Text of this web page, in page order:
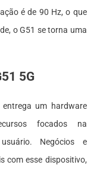
é de 90 Hz, o que
o G51 se torna uma
5G
entrega um hardware
focados na
Negócios e
com esse dispositivo,